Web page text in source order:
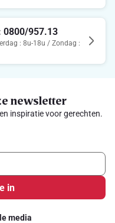
0800/957.13
: 8u-18u / Zondag :
newsletter
inspiratie voor gerechten.
in
media